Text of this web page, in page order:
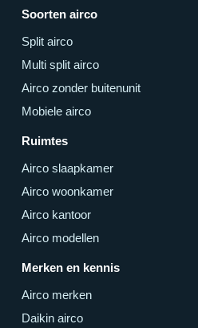
Soorten airco
Split airco
Multi split airco
Airco zonder buitenunit
Mobiele airco
Ruimtes
Airco slaapkamer
Airco woonkamer
Airco kantoor
Airco modellen
Merken en kennis
Airco merken
Daikin airco